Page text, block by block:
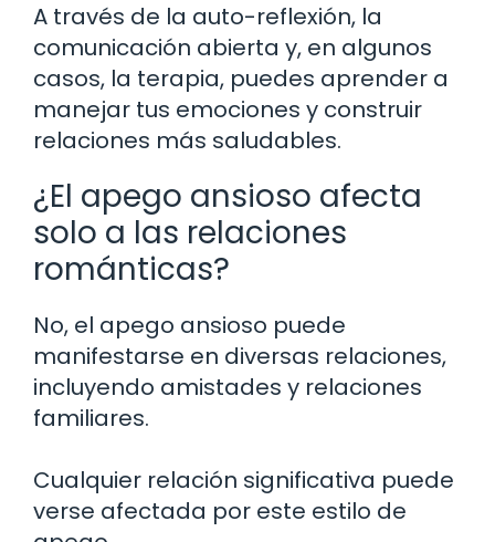
A través de la auto-reflexión, la
comunicación abierta y, en algunos
casos, la terapia, puedes aprender a
manejar tus emociones y construir
relaciones más saludables.
¿El apego ansioso afecta
solo a las relaciones
románticas?
No, el apego ansioso puede
manifestarse en diversas relaciones,
incluyendo amistades y relaciones
familiares.
Cualquier relación significativa puede
verse afectada por este estilo de